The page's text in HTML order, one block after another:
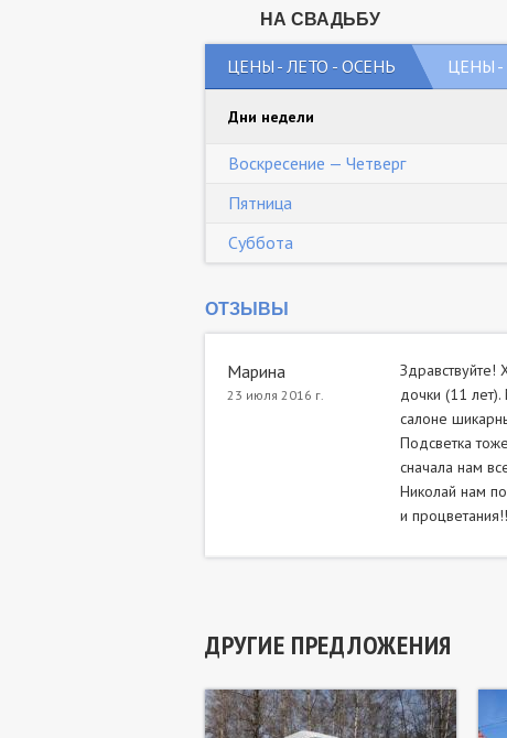
НА СВАДЬБУ
ЦЕНЫ - ЛЕТО - ОСЕНЬ ЦЕНЫ -
Дни недели
Воскресение — Четверг
Пятница
Суббота
ОТЗЫВЫ
Марина
23 июля 2016 г.
Здравствуйте!
дочки (11 лет).
салоне
Подсветка
сначала нам
Николай нам
и
ДРУГИЕ ПРЕДЛОЖЕНИЯ